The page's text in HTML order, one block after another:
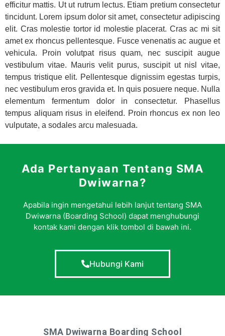
efficitur mattis. Ut ut rutrum lectus. Etiam pretium consectetur
tincidunt. Lorem ipsum dolor sit amet, consectetur adipiscing
elit. Cras molestie tortor id molestie placerat. Cras ac mi sit
amet ex rhoncus pellentesque. Fusce venenatis ac augue et
vehicula. Proin volutpat risus quam, nec suscipit augue
vestibulum vitae. Mauris velit purus, suscipit ut nisl vitae,
tempus tristique elit. Pellentesque dignissim egestas turpis,
nec vestibulum eros gravida et. In quis posuere neque. Nulla
elementum fermentum dolor in consectetur. Phasellus
tempus aliquam risus in eleifend. Proin rhoncus ex non leo
vulputate, a sodales arcu malesuada.
Ada Pertanyaan Tentang SMA
Dwiwarna?
Apabila ingin mengetahui lebih lanjut tentang SMA
Dwiwarna (Boarding School) dapat menghubungi
kontak kami dengan klik tombol di bawah ini.
Hubungi Kami
SMA Dwiwarna Boarding School